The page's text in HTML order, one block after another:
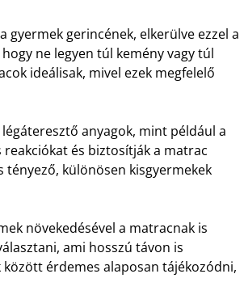
gyermek gerincének, elkerülve ezzel a
ne legyen túl kemény vagy túl
ideálisak, mivel ezek megfelelő
anyagok, mint például a
és biztosítják a matrac
különösen kisgyermekek
növekedésével a matracnak is
ami hosszú távon is
érdemes alaposan tájékozódni,